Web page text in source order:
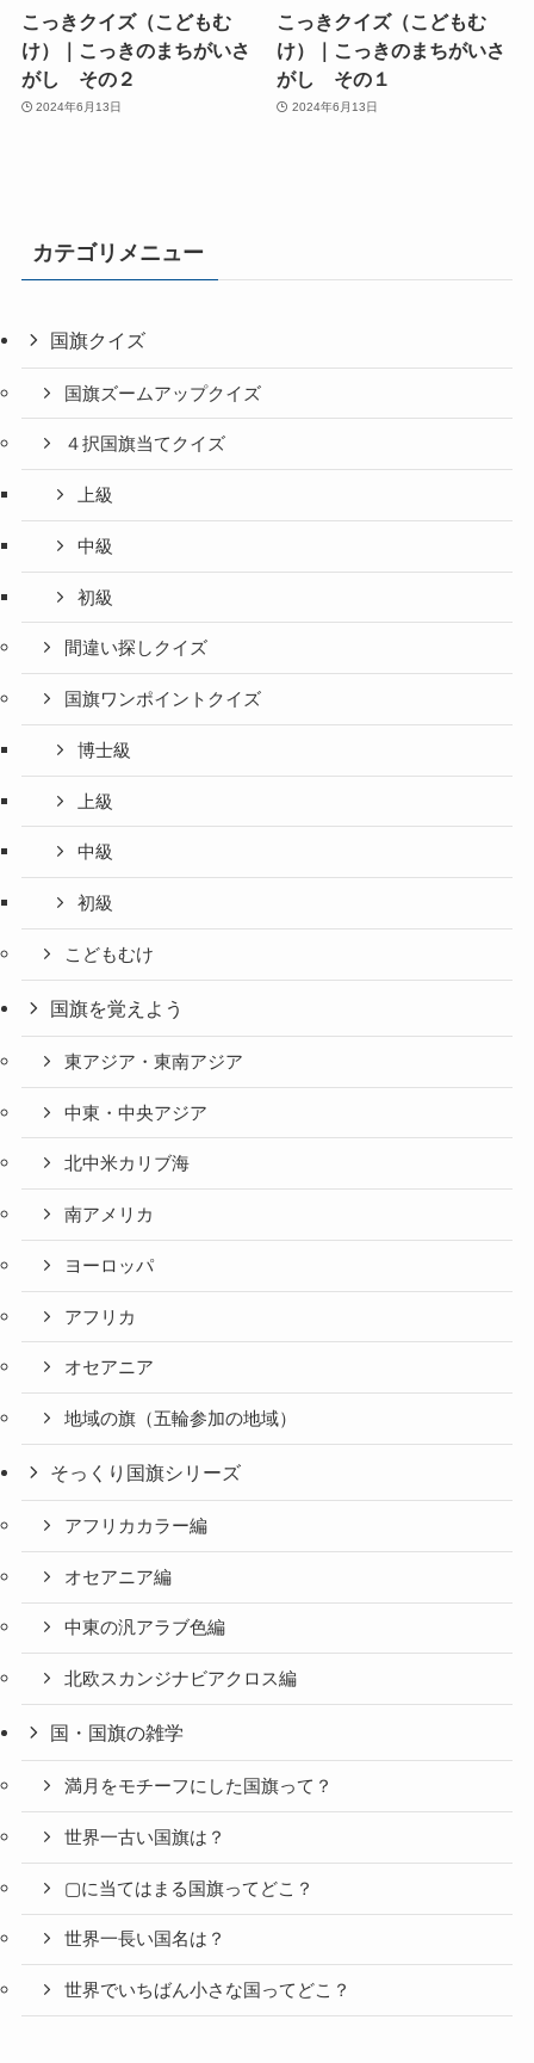
こっきクイズ（こどもむ
け）｜こっきのまちがいさ
がし その２
2024年6月13日
こっきクイズ（こどもむ
け）｜こっきのまちがいさ
がし その１
2024年6月13日
カテゴリメニュー
国旗クイズ
国旗ズームアップクイズ
４択国旗当てクイズ
上級
中級
初級
間違い探しクイズ
国旗ワンポイントクイズ
博士級
上級
中級
初級
こどもむけ
国旗を覚えよう
東アジア・東南アジア
中東・中央アジア
北中米カリブ海
南アメリカ
ヨーロッパ
アフリカ
オセアニア
地域の旗（五輪参加の地域）
そっくり国旗シリーズ
アフリカカラー編
オセアニア編
中東の汎アラブ色編
北欧スカンジナビアクロス編
国・国旗の雑学
満月をモチーフにした国旗って？
世界一古い国旗は？
▢に当てはまる国旗ってどこ？
世界一長い国名は？
世界でいちばん小さな国ってどこ？